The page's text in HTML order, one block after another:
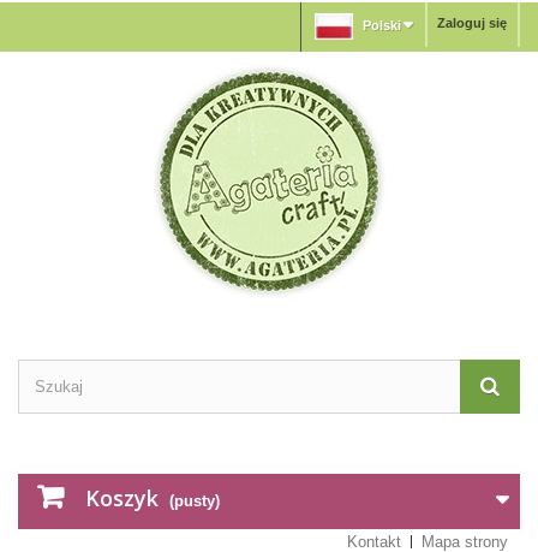
Zaloguj się
Polski
Koszyk (pusty)
Kontakt Mapa strony